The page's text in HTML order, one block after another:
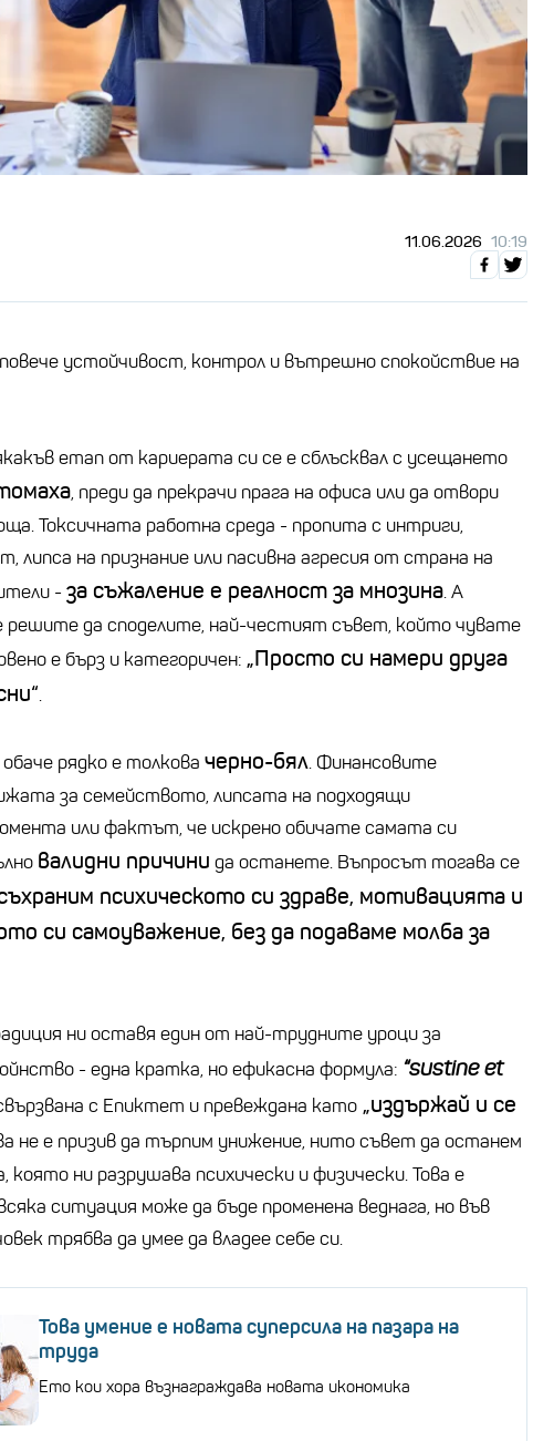
11.06.2026 10:19
устойчивост, контрол и вътрешно спокойствие на
етап от кариерата си се е сблъсквал с усещането
, преди да прекрачи прага на офиса или да отвори
Токсичната работна среда - пропита с интриги,
липса на признание или пасивна агресия от страна на
- за съжаление е реалност за мнозина. А
решите да споделите, най-честият съвет, който чувате
е бърз и категоричен: „Просто си намери друга
.
рядко е толкова черно-бял. Финансовите
за семейството, липсата на подходящи
или фактът, че искрено обичате самата си
валидни причини да останете. Въпросът тогава се
психическото си здраве, мотивацията и
си самоуважение, без да подаваме молба за
ни оставя един от най-трудните уроци за
- една кратка, но ефикасна формула: “sustine et
с Епиктет и превеждана като „издържай и се
не е призив да търпим унижение, нито съвет да останем
която ни разрушава психически и физически. Това е
ситуация може да бъде променена веднага, но във
трябва да умее да владее себе си.
Това умение е новата суперсила на пазара на
труда
Ето кои хора възнаграждава новата икономика